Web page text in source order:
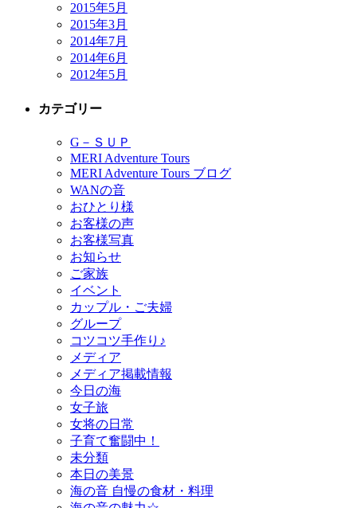
2015年5月
2015年3月
2014年7月
2014年6月
2012年5月
カテゴリー
G－ＳＵＰ
MERI Adventure Tours
MERI Adventure Tours ブログ
WANの音
おひとり様
お客様の声
お客様写真
お知らせ
ご家族
イベント
カップル・ご夫婦
グループ
コツコツ手作り♪
メディア
メディア掲載情報
今日の海
女子旅
女将の日常
子育て奮闘中！
未分類
本日の美景
海の音 自慢の食材・料理